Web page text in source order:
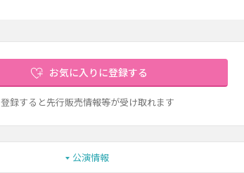
お気に入りに登録する
登録すると先行販売情報等が受け取れます
公演情報